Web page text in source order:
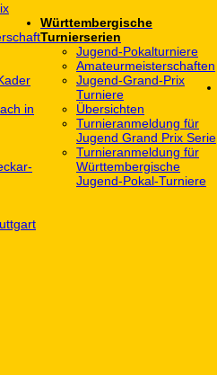
in
Württembergische
Turnierserien
Jugend-Pokalturniere
Amateurmeisterschaften
Jugend-Grand-Prix
Turniere
Übersichten
Turnieranmeldung für
Jugend Grand Prix Serie
Turnieranmeldung für
Württembergische
Jugend-Pokal-Turniere